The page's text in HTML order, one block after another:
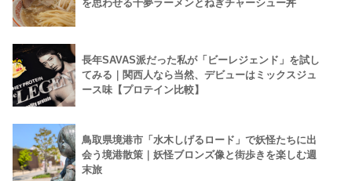
を思わせる千夢ラーメンとねぎチャーシュー丼
長年SAVAS派だった私が「ビーレジェンド」を試し
てみる｜関西人なら当然、デビューはミックスジュ
ース味【プロテイン比較】
鳥取県境港市「水木しげるロード」で妖怪たちに出
会う境港散策｜妖怪ブロンズ像と街歩きを楽しむ週
末旅